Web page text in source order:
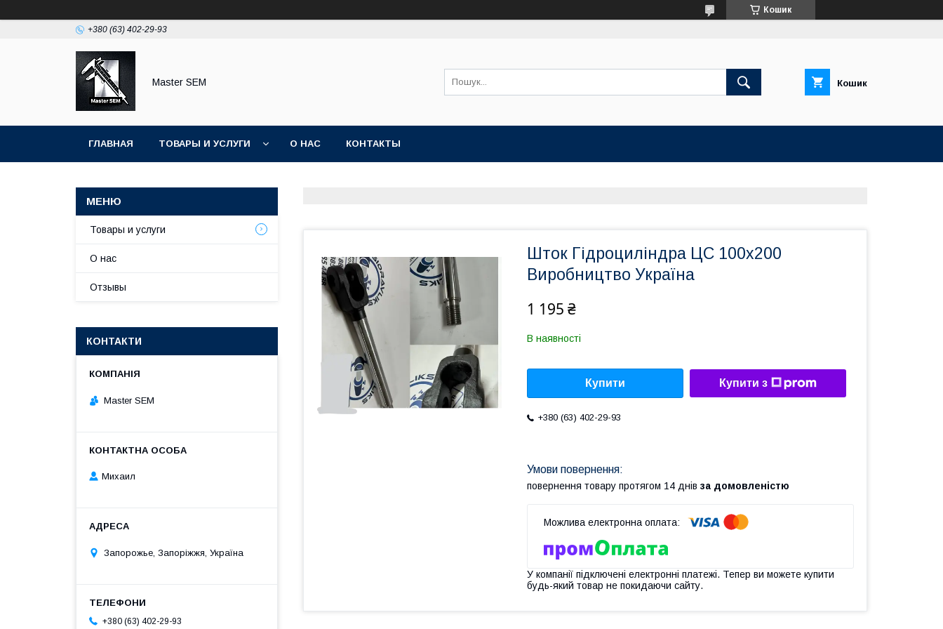
Кошик
+380 (63) 402-29-93
Master SEM Кошик
ГЛАВНАЯ ТОВАРЫ И УСЛУГИ О НАС КОНТАКТЫ
Шток Гідроциліндра ЦС 100х200
Виробництво Україна
1 195 ₴
В наявності
Купити Купити з
+380 (63) 402-29-93
повернення товару протягом 14 днів за домовленістю
У компанії підключені електронні платежі. Тепер ви можете купити
будь-який товар не покидаючи сайту.
Товары и услуги
О нас
Отзывы
КОНТАКТИ
Master SEM
Михаил
Запорожье, Запоріжжя, Україна
+380 (63) 402-29-93